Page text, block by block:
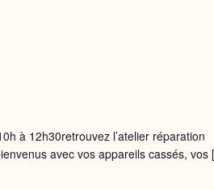
à 12h30retrouvez l’atelier réparation
avec vos appareils cassés,